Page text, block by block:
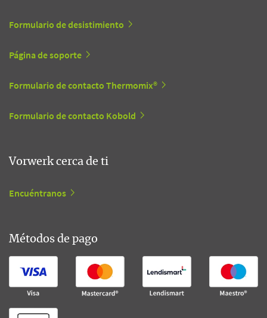
Formulario de desistimiento
Página de soporte
Formulario de contacto Thermomix®
Formulario de contacto Kobold
Vorwerk cerca de ti
Encuéntranos
Métodos de pago